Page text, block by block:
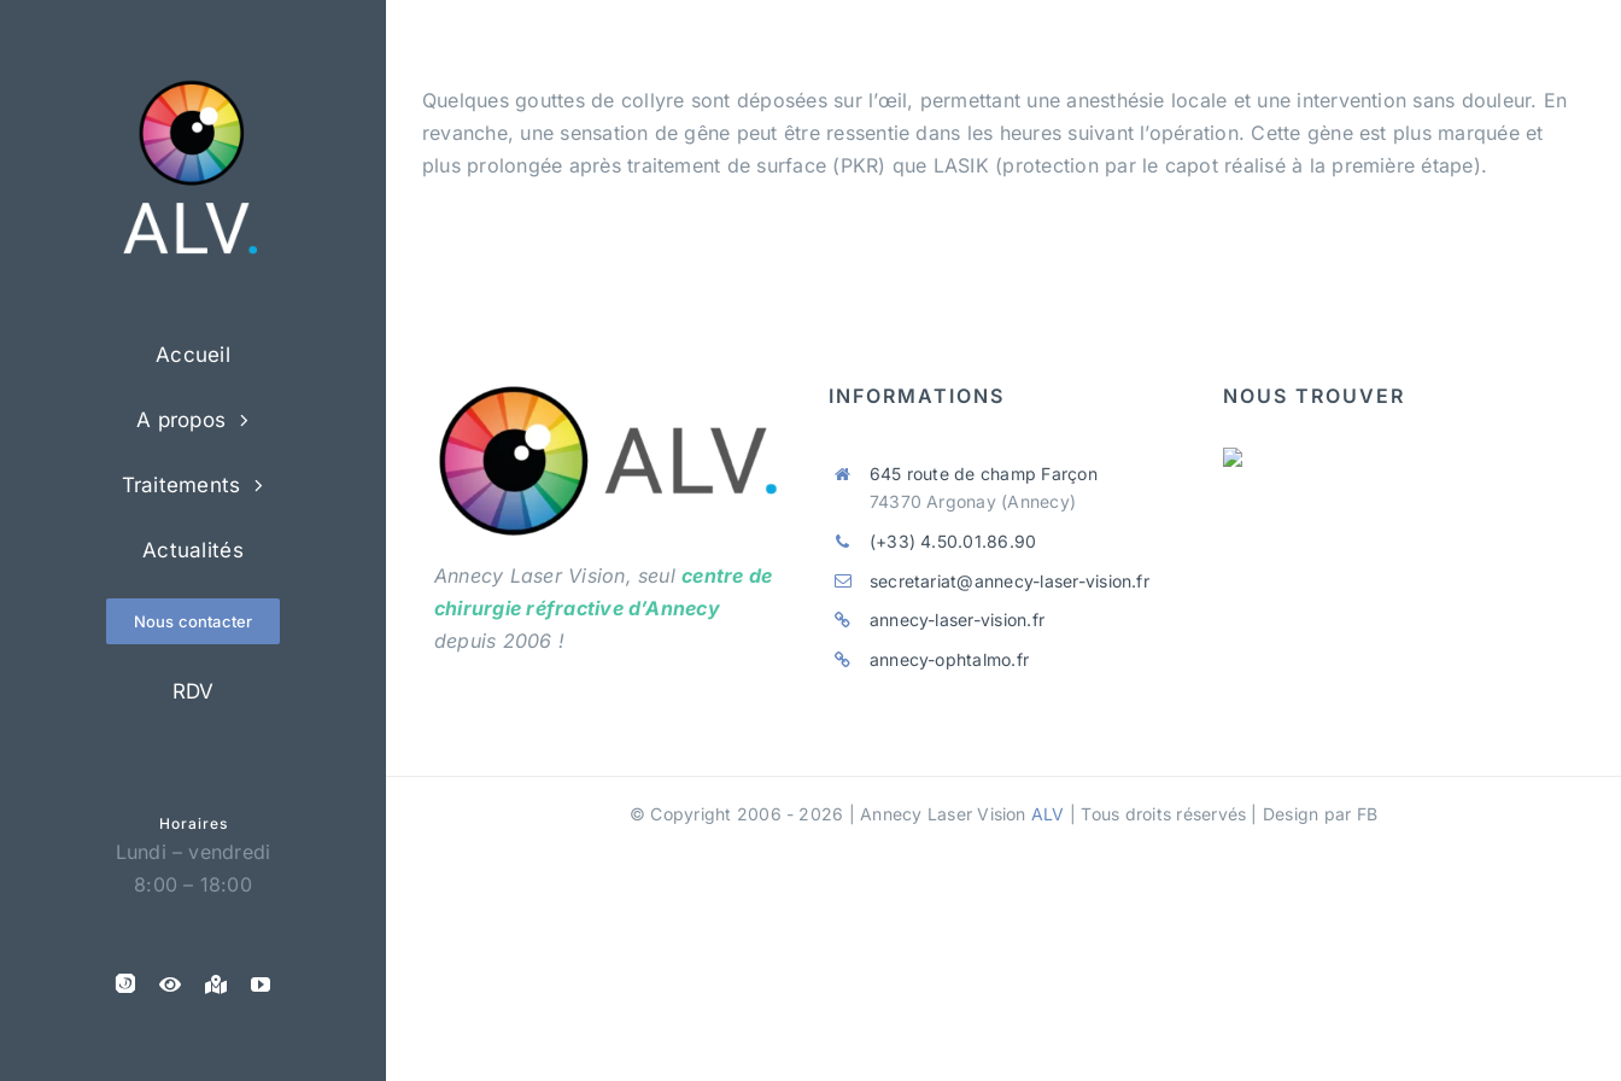
Accueil
A propos
Traitements
Actualités
Nous contacter
RDV
Horaires
Lundi – vendredi
8:00 – 18:00
Quelques gouttes de collyre sont déposées sur l’œil, permettant une anesthésie locale et une intervention sans douleur. En
revanche, une sensation de gêne peut être ressentie dans les heures suivant l’opération. Cette gène est plus marquée et
plus prolongée après traitement de surface (PKR) que LASIK (protection par le capot réalisé à la première étape).
Annecy Laser Vision, seulcentre de
chirurgie réfractive d’Annecy
depuis 2006 !
INFORMATIONS
645 route de champ Farçon
74370 Argonay (Annecy)
(+33) 4.50.01.86.90
secretariat@annecy-laser-vision.fr
annecy-laser-vision.fr
annecy-ophtalmo.fr
NOUS TROUVER
© Copyright 2006 - 2026 | Annecy Laser Vision ALV | Tous droits réservés | Design par FB